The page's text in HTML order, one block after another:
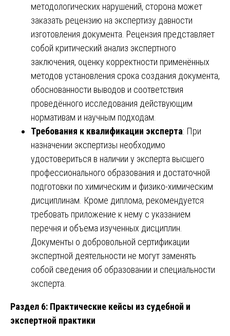
методологических нарушений, сторона может
заказать рецензию на экспертизу давности
изготовления документа. Рецензия представляет
собой критический анализ экспертного
заключения, оценку корректности применённых
методов установления срока создания документа,
обоснованности выводов и соответствия
проведённого исследования действующим
нормативам и научным подходам.
Требования к квалификации эксперта: При
назначении экспертизы необходимо
удостовериться в наличии у эксперта высшего
профессионального образования и достаточной
подготовки по химическим и физико-химическим
дисциплинам. Кроме диплома, рекомендуется
требовать приложение к нему с указанием
перечня и объема изученных дисциплин.
Документы о добровольной сертификации
экспертной деятельности не могут заменять
собой сведения об образовании и специальности
эксперта.
Раздел 6: Практические кейсы из судебной и
экспертной практики